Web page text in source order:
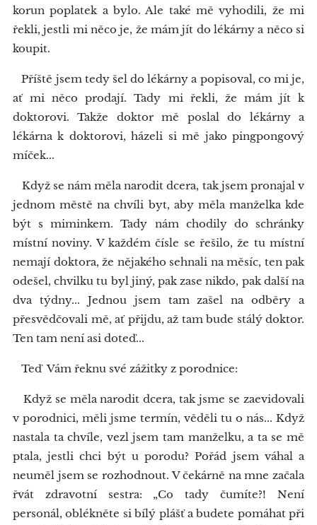
korun poplatek a bylo. Ale také mě vyhodili, že mi
řekli, jestli mi něco je, že mám jít do lékárny a něco si
koupit.
Příště jsem tedy šel do lékárny a popisoval, co mi je,
ať mi něco prodají. Tady mi řekli, že mám jít k
doktorovi. Takže doktor mě poslal do lékárny a
lékárna k doktorovi, házeli si mě jako pingpongový
míček...
Když se nám měla narodit dcera, tak jsem pronajal v
jednom městě na chvíli byt, aby měla manželka kde
být s miminkem. Tady nám chodily do schránky
místní noviny. V každém čísle se řešilo, že tu místní
nemají doktora, že nějakého sehnali na měsíc, ten pak
odešel, chvilku tu byl jiný, pak zase nikdo, pak další na
dva týdny... Jednou jsem tam zašel na odběry a
přesvědčovali mě, ať přijdu, až tam bude stálý doktor.
Ten tam není asi doteď...
Teď Vám řeknu své zážitky z porodnice:
Když se měla narodit dcera, tak jsme se zaevidovali
v porodnici, měli jsme termín, věděli tu o nás... Když
nastala ta chvíle, vezl jsem tam manželku, a ta se mě
ptala, jestli chci být u porodu? Pořád jsem váhal a
neuměl jsem se rozhodnout. V čekárně na mne začala
řvát zdravotní sestra: „Co tady čumíte?! Není
personál, oblékněte si bílý plášť a budete pomáhat při